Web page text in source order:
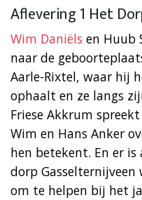
Aflevering 1 Het
Wim Daniëls en Huub
naar de
Aarle-Rixtel, waar hij
ophaalt en ze langs
Friese Akkrum
Wim en Hans Anker
hen betekent. En er
dorp
om te helpen bij het